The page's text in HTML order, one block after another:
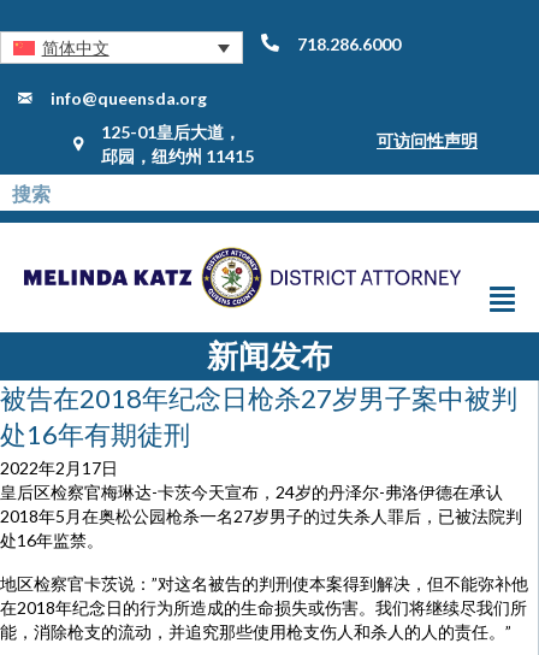
简体中文 718.286.6000
info@queensda.org
125-01皇后大道，
邱园，纽约州 11415
可访问性声明
新闻发布
被告在2018年纪念日枪杀27岁男子案中被判
处16年有期徒刑
2022年2月17日
皇后区检察官梅琳达-卡茨今天宣布，24岁的丹泽尔-弗洛伊德在承认
2018年5月在奥松公园枪杀一名27岁男子的过失杀人罪后，已被法院判
处16年监禁。
地区检察官卡茨说：”对这名被告的判刑使本案得到解决，但不能弥补他
在2018年纪念日的行为所造成的生命损失或伤害。我们将继续尽我们所
能，消除枪支的流动，并追究那些使用枪支伤人和杀人的人的责任。”